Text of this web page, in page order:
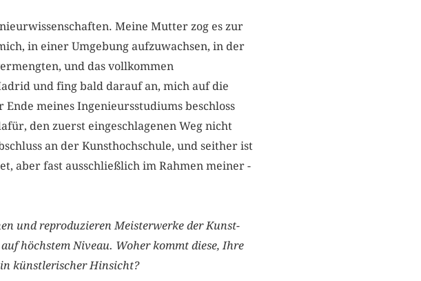
Meine Mutter zog es zur
in einer Umgebung aufzuwachsen, in der
und das vollkommen
und fing bald darauf an, mich auf die
meines Ingenieurs­studiums beschloss
den zuerst eingeschlagenen Weg nicht
an der Kunsthochschule, und seither ist
aber fast ausschließlich im Rahmen meiner
und reproduzieren Meisterwerke der Kunst-
höchstem Niveau. Woher kommt diese, Ihre
künstlerischer Hinsicht?